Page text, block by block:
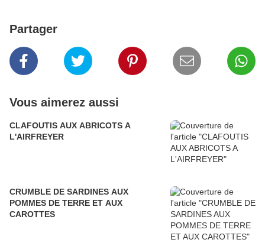
Partager
Vous aimerez aussi
CLAFOUTIS AUX ABRICOTS A
L'AIRFREYER
CRUMBLE DE SARDINES AUX
POMMES DE TERRE ET AUX
CAROTTES